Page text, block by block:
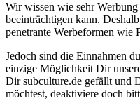
Wir wissen wie sehr
beeinträchtigen kann.
penetrante Werbeformen wie
Jedoch sind die Einnahmen
einzige Möglichkeit Dir
Dir subculture.de gefällt und
möchtest, deaktiviere doch